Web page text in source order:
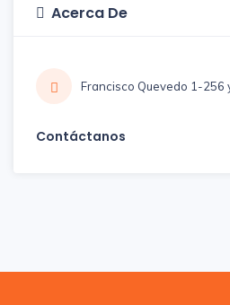
Acerca De
Francisco Quevedo 1-256
Contáctanos